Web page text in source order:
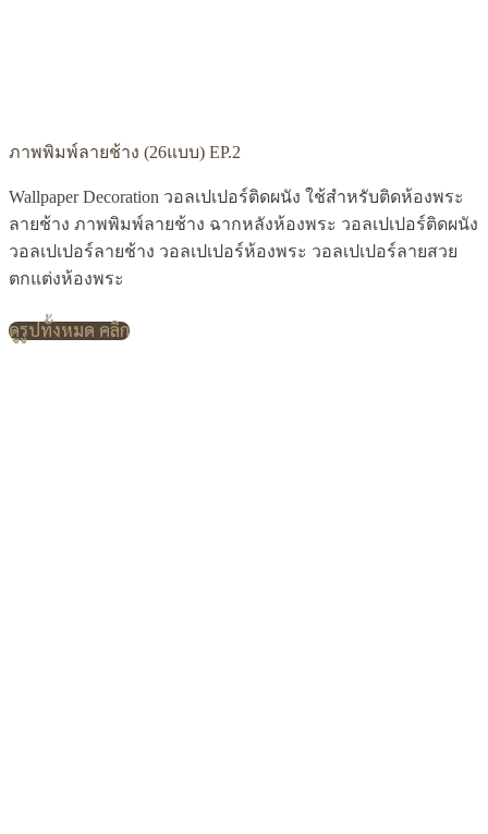
ภาพพิมพ์ลายช้าง (26แบบ) EP.2
Wallpaper Decoration วอลเปเปอร์ติดผนัง ใช้สำหรับติดห้องพระ
ลายช้าง ภาพพิมพ์ลายช้าง ฉากหลังห้องพระ วอลเปเปอร์ติดผนัง
วอลเปเปอร์ลายช้าง วอลเปเปอร์ห้องพระ วอลเปเปอร์ลายสวย
ตกแต่งห้องพระ
ดูรูปทั้งหมด คลิก